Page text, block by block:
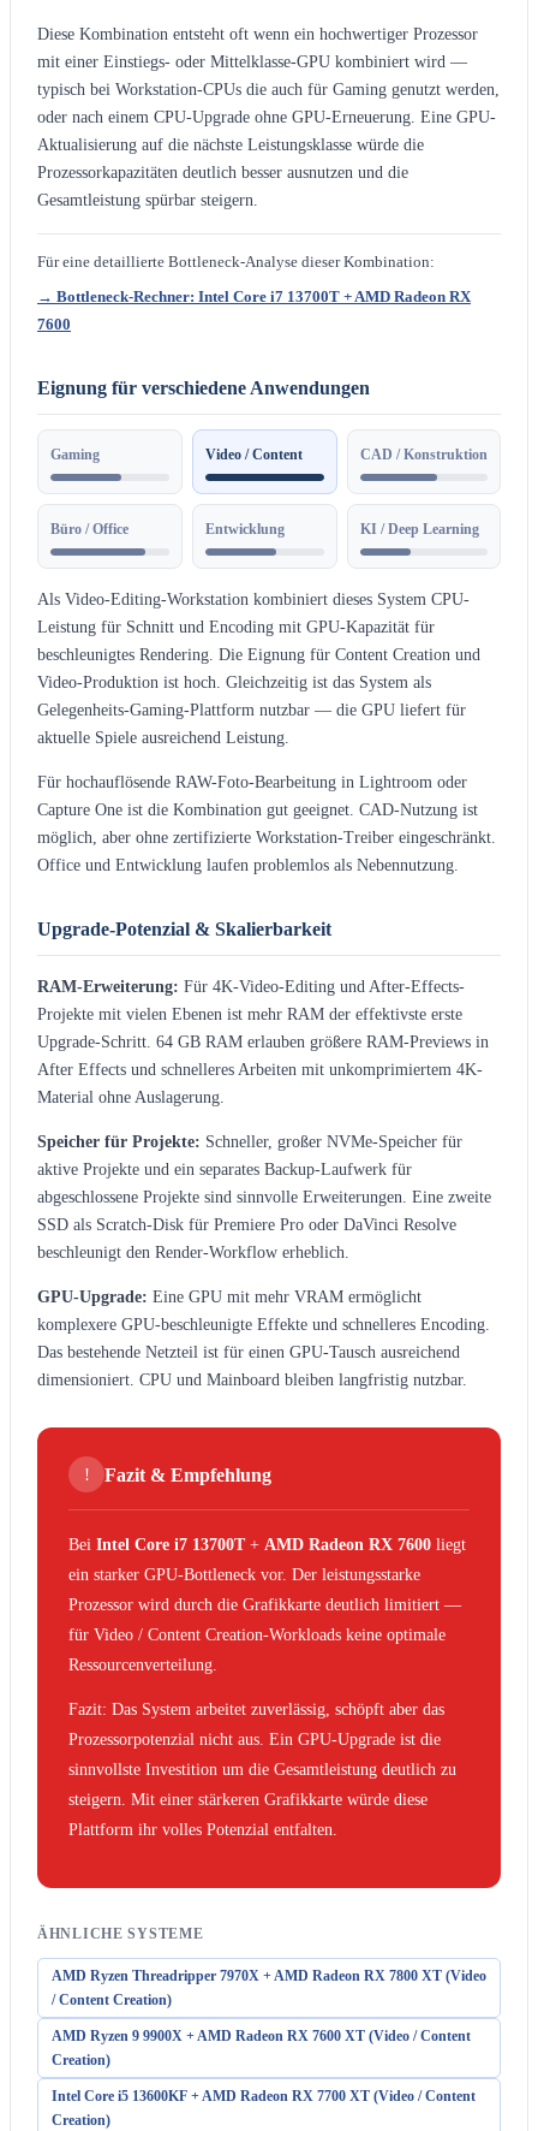
Diese Kombination entsteht oft wenn ein hochwertiger Prozessor
mit einer Einstiegs- oder Mittelklasse-GPU kombiniert wird —
typisch bei Workstation-CPUs die auch für Gaming genutzt werden,
oder nach einem CPU-Upgrade ohne GPU-Erneuerung. Eine GPU-
Aktualisierung auf die nächste Leistungsklasse würde die
Prozessorkapazitäten deutlich besser ausnutzen und die
Gesamtleistung spürbar steigern.
Für eine detaillierte Bottleneck-Analyse dieser Kombination:
→ Bottleneck-Rechner: Intel Core i7 13700T + AMD Radeon RX
7600
Eignung für verschiedene Anwendungen
Gaming Video / Content CAD / Konstruktion
Büro / Office Entwicklung KI / Deep Learning
Als Video-Editing-Workstation kombiniert dieses System CPU-
Leistung für Schnitt und Encoding mit GPU-Kapazität für
beschleunigtes Rendering. Die Eignung für Content Creation und
Video-Produktion ist hoch. Gleichzeitig ist das System als
Gelegenheits-Gaming-Plattform nutzbar — die GPU liefert für
aktuelle Spiele ausreichend Leistung.
Für hochauflösende RAW-Foto-Bearbeitung in Lightroom oder
Capture One ist die Kombination gut geeignet. CAD-Nutzung ist
möglich, aber ohne zertifizierte Workstation-Treiber eingeschränkt.
Office und Entwicklung laufen problemlos als Nebennutzung.
Upgrade-Potenzial & Skalierbarkeit
RAM-Erweiterung: Für 4K-Video-Editing und After-Effects-
Projekte mit vielen Ebenen ist mehr RAM der effektivste erste
Upgrade-Schritt. 64 GB RAM erlauben größere RAM-Previews in
After Effects und schnelleres Arbeiten mit unkomprimiertem 4K-
Material ohne Auslagerung.
Speicher für Projekte: Schneller, großer NVMe-Speicher für
aktive Projekte und ein separates Backup-Laufwerk für
abgeschlossene Projekte sind sinnvolle Erweiterungen. Eine zweite
SSD als Scratch-Disk für Premiere Pro oder DaVinci Resolve
beschleunigt den Render-Workflow erheblich.
GPU-Upgrade: Eine GPU mit mehr VRAM ermöglicht
komplexere GPU-beschleunigte Effekte und schnelleres Encoding.
Das bestehende Netzteil ist für einen GPU-Tausch ausreichend
dimensioniert. CPU und Mainboard bleiben langfristig nutzbar.
! Fazit & Empfehlung
Bei Intel Core i7 13700T+ AMD Radeon RX 7600 liegt
ein starker GPU-Bottleneck vor. Der leistungsstarke
Prozessor wird durch die Grafikkarte deutlich limitiert —
für Video / Content Creation-Workloads keine optimale
Ressourcenverteilung.
Fazit: Das System arbeitet zuverlässig, schöpft aber das
Prozessorpotenzial nicht aus. Ein GPU-Upgrade ist die
sinnvollste Investition um die Gesamtleistung deutlich zu
steigern. Mit einer stärkeren Grafikkarte würde diese
Plattform ihr volles Potenzial entfalten.
ÄHNLICHE SYSTEME
AMD Ryzen Threadripper 7970X + AMD Radeon RX 7800 XT (Video
/ Content Creation)
AMD Ryzen 9 9900X + AMD Radeon RX 7600 XT (Video / Content
Creation)
Intel Core i5 13600KF + AMD Radeon RX 7700 XT (Video / Content
Creation)